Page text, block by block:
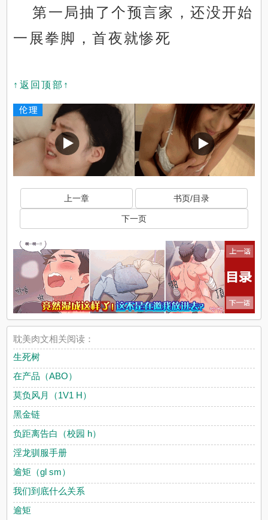
第一局抽了个预言家，还没开始
一展拳脚，首夜就惨死
↑返回顶部↑
上一章 书页/目录
下一页
耽美肉文相关阅读：
生死树
在产品（ABO）
莫负风月（1V1 H）
黑金链
负距离告白（校园 h）
淫龙驯服手册
逾矩（gl sm）
我们到底什么关系
逾矩